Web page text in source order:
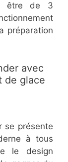
être de 3
préparation
avec
de glace
se présente
à tous
le design